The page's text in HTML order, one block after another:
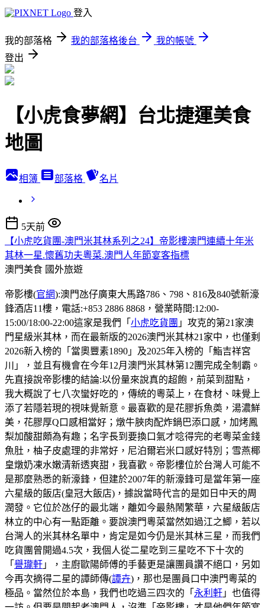
登入
我的部落格 我的部落格後台
我的帳號
登出
【小虎食夢網】台北捷運美食
地圖
相簿 部落格 名片
5天前
【小虎吃貨團-澳門米其林系列之24】帝影樓澳門連續十年米
其林一星.懷舊功夫粵菜.澳門人年節宴客指標
澳門美食 國外旅遊
帝影樓(官網):澳門氹仔廣東大馬路786、798、816及840號新濠
鋒酒店11樓，電話:+853 2886 8868，營業時間:12:00-
15:00/18:00-22:00這家是我們「 小虎吃貨團 」攻克的第21家澳
門星級米其林，而在最新版的2026澳門米其林21家中，也僅剩
2026新入榜的「當奧豐素1890」及2025年入榜的「鮨吉祥宮
川」，並且有機會在今年12月澳門米其林第12團完成全制霸。
先直接說帝影樓的結論:以份量來說真的超飽，前菜到甜點，
我大概說了七八次蠻好吃的，傳統的粵菜上，在食材、味覺上
添了若隱若現的視味覺新意。最喜歡的是花膠拆魚𡙡，湯濃鮮
美，花膠厚Q口感相當好；燉牛脥肉配炸鍋巴添口感，加烤鳳
梨加酸甜頗為有趣；名字長到要換口氣才唸得完的老粵菜金錢
魚肚，柚子皮處理的非常好，尼泊爾岩米口感好特別；雪燕椰
皇燉奶凍水嫩清新透爽甜，我喜歡。帝影樓位於台灣人可能不
是那麼熟悉的新濠鋒，但建於2007年的新濠鋒可是當年第一座
六星級的飯店(皇冠大飯店)，據說當時代言的是如日中天的周
潤發。它位於氹仔的最北端，離如今最熱鬧繁華，六星級飯店
林立的中心有一點距離。要說澳門粵菜當然如過江之鯽，若以
台灣人的米其林名單中，肯定是如今仍是米其林三星，而我們
吃貨團曾開過4.5次，我個人從二星吃到三星吃不下十次的
「 譽瓏軒 」，主廚歐陽師傅的手藝更是讓團員讚不絕口，另如
今再次摘得二星的譚師傳(譚卉)，那也是團員口中澳門粵菜的
極品。當然位於本島，我們也吃過三四次的「 永利軒 」也值得